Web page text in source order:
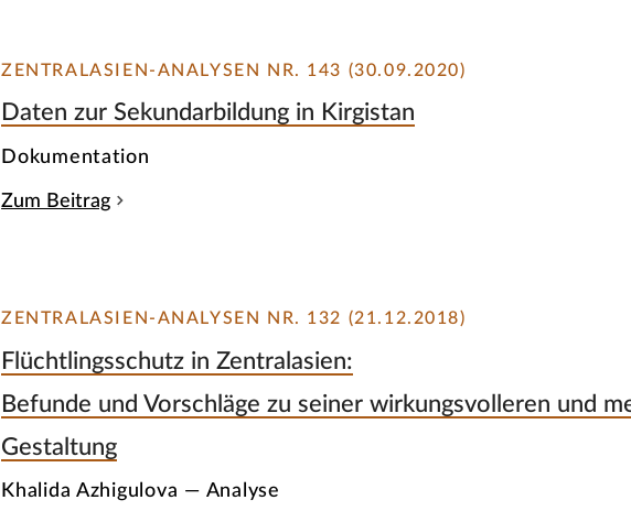
ZENTRALASIEN-ANALYSEN NR. 143 (30.09.2020)
Daten zur Sekundarbildung in Kirgistan
Dokumentation
Zum Beitrag
ZENTRALASIEN-ANALYSEN NR. 132 (21.12.2018)
Flüchtlingsschutz in Zentralasien:
Befunde und Vorschläge zu seiner wirkungsvolleren und
Gestaltung
Khalida Azhigulova — Analyse